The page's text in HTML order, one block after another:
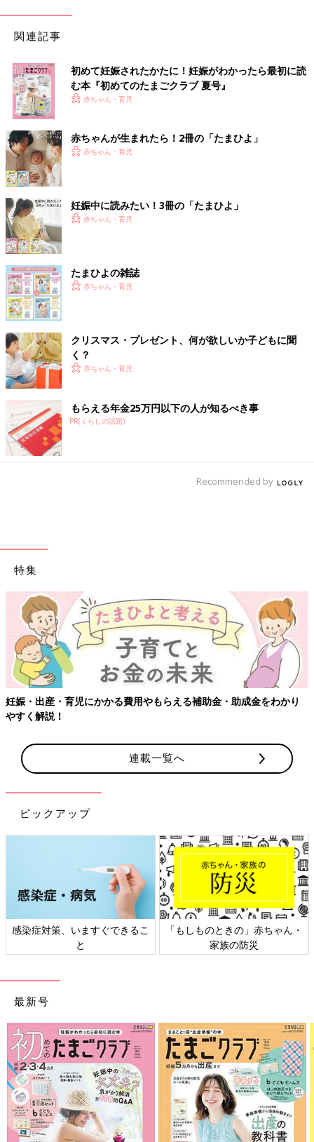
関連記事
初めて妊娠されたかたに！妊娠がわかったら最初に読
む本『初めてのたまごクラブ 夏号』
赤ちゃん・育児
赤ちゃんが生まれたら！2冊の「たまひよ」
赤ちゃん・育児
妊娠中に読みたい！3冊の「たまひよ」
赤ちゃん・育児
たまひよの雑誌
赤ちゃん・育児
クリスマス・プレゼント、何が欲しいか子どもに聞
く？
赤ちゃん・育児
もらえる年金25万円以下の人が知るべき事
PR(くらしの話題)
Recommended by
特集
【ワクチン接種できるものも】妊婦の感染症対策、知っておいて！
連載一覧へ
ピックアップ
日本外来小児科学会リーフレッ
ト検討会
六星占術 細木かおりさんの人生
相談
最新号